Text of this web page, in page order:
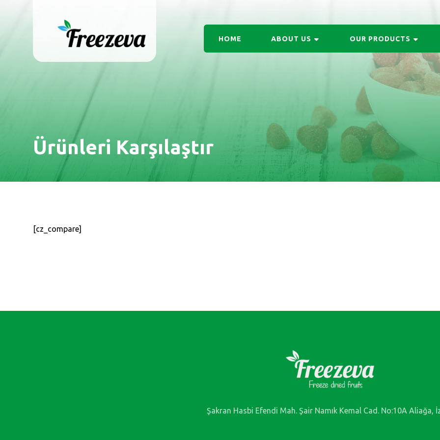
HOME ABOUT US OUR PRODUCTS
Ürünleri Karşılaştır
[cz_compare]
Şakran Hasbi Efendi Mah. Şair Namık Kemal Cad. No:10A Aliağa,